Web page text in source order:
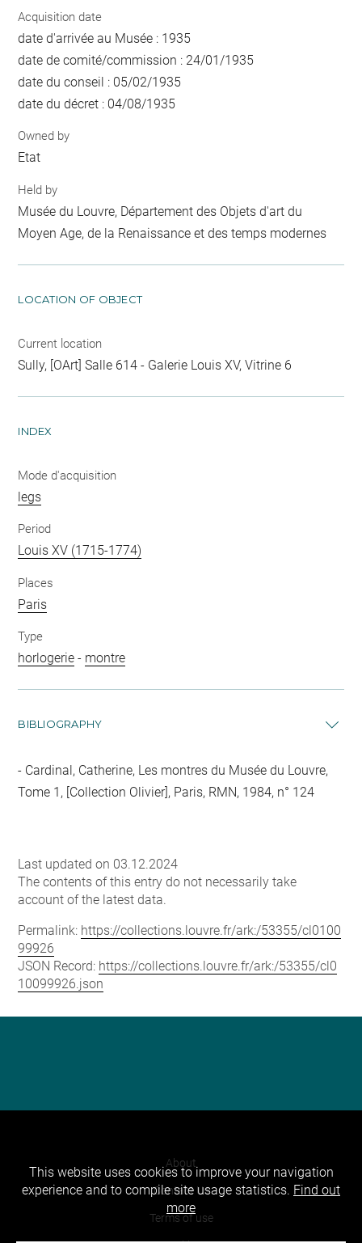
Acquisition date
date d'arrivée au Musée : 1935
date de comité/commission : 24/01/1935
date du conseil : 05/02/1935
date du décret : 04/08/1935
Owned by
Etat
Held by
Musée du Louvre, Département des Objets d'art du
Moyen Age, de la Renaissance et des temps modernes
LOCATION OF OBJECT
Current location
Sully, [OArt] Salle 614 - Galerie Louis XV, Vitrine 6
INDEX
Mode d'acquisition
legs
Period
Louis XV (1715-1774)
Places
Paris
Type
horlogerie - montre
BIBLIOGRAPHY
Cardinal, Catherine, Les montres du Musée du Louvre,
Tome 1, [Collection Olivier], Paris, RMN, 1984, n° 124
Last updated on 03.12.2024
The contents of this entry do not necessarily take
account of the latest data.
Permalink: https://collections.louvre.fr/ark:/53355/cl0100
99926
JSON Record: https://collections.louvre.fr/ark:/53355/cl0
10099926.json
About
Contact Us
Terms of use
This website uses cookies to improve your navigation
experience and to compile site usage statistics. Find out
more